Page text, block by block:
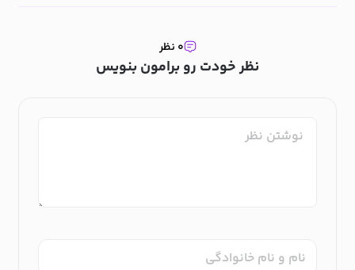
نظر خودت رو برامون بنویس
۰ نظر
نام و نام خانوادگی